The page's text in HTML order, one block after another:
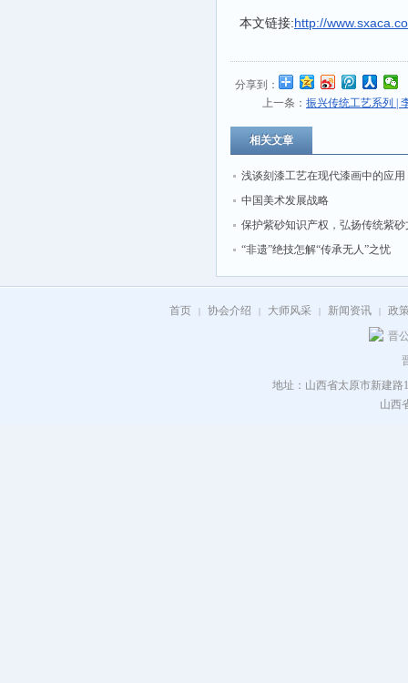
本文链接:http://
分享到：
上一条： 振兴传统工艺系列 |
相关文章
浅谈刻漆工艺在现代漆画中的应用
中国美术发展战略
保护紫砂知识产权，弘扬传统紫砂
“非遗”绝技怎解“传承无人”之忧
首页 | 协会介绍 | 大师风采 | 新闻资讯 |
政
晋
地址：山西省太原市新建路
山西